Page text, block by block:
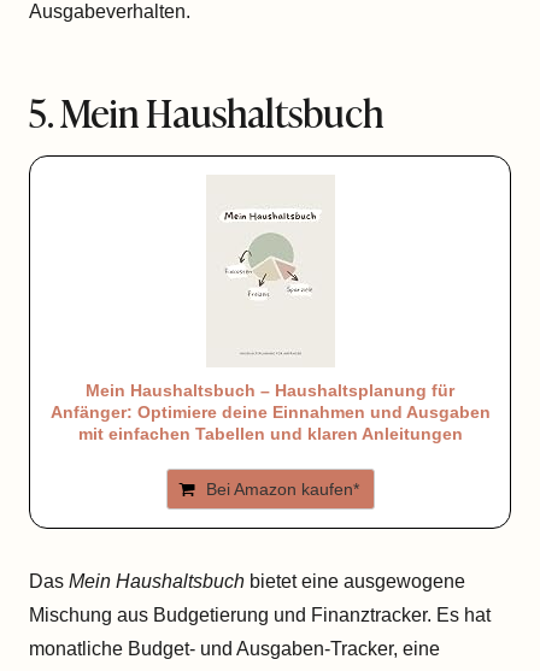
Ausgabeverhalten.
5. Mein Haushaltsbuch
Mein Haushaltsbuch – Haushaltsplanung für
Anfänger: Optimiere deine Einnahmen und Ausgaben
mit einfachen Tabellen und klaren Anleitungen
Bei Amazon kaufen*
Das Mein Haushaltsbuch bietet eine ausgewogene
Mischung aus Budgetierung und Finanztracker. Es hat
monatliche Budget- und Ausgaben-Tracker, eine